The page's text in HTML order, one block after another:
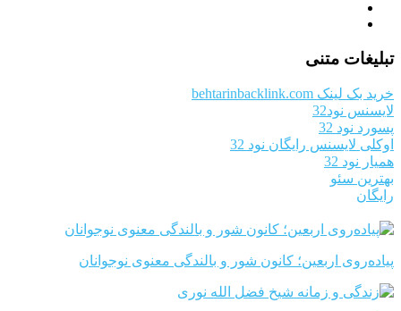
تبلیغات متنی
خرید بک لینک behtarinbacklink.com
لایسنس نود32
پسورد نود 32
اوکلی لایسنس رایگان نود 32
همیار نود 32
بهترین سئو
رایگان
پیاده‌روی اربعین؛ کانون شور و بالندگی معنوی نوجوانان